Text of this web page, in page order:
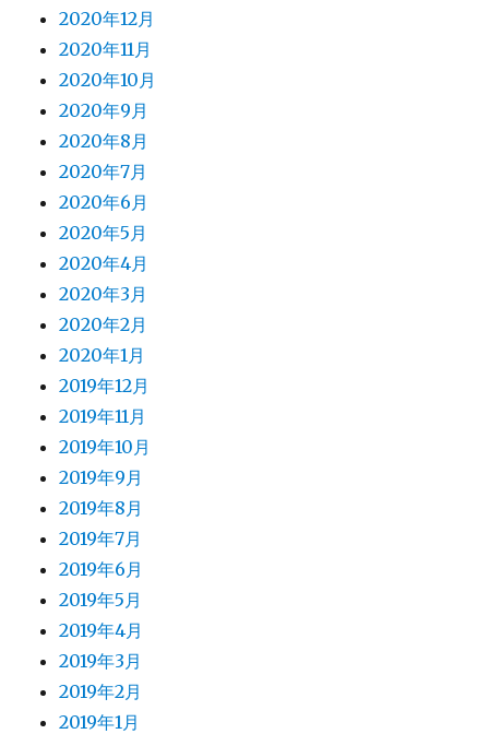
2020年12月
2020年11月
2020年10月
2020年9月
2020年8月
2020年7月
2020年6月
2020年5月
2020年4月
2020年3月
2020年2月
2020年1月
2019年12月
2019年11月
2019年10月
2019年9月
2019年8月
2019年7月
2019年6月
2019年5月
2019年4月
2019年3月
2019年2月
2019年1月